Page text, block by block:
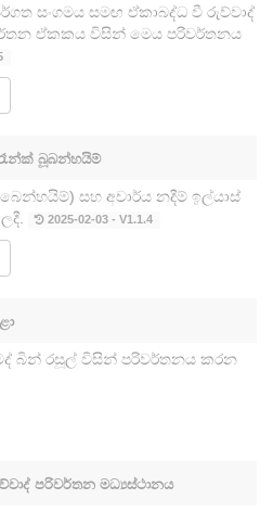
සංගමය සමඟ ඒකාබද්ධ වී රුව්වාද්
ඒකකය විසින් මෙය පරිවර්තනය
බූබන්හයිම්
සහ අචාර්ය නදීම් ඉල්යාස්
2025-02-03 - V1.1.4
බින් රසූල් විසින් පරිවර්තනය කරන
පරිවර්තන මධ්‍යස්ථානය